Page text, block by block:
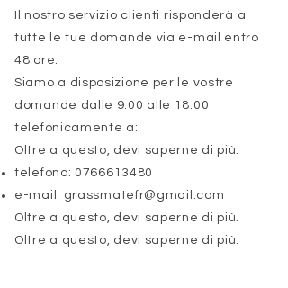
Il nostro servizio clienti risponderà a
tutte le tue domande via e-mail entro
48 ore.
Siamo a disposizione per le vostre
domande dalle 9:00 alle 18:00
telefonicamente a:
Oltre a questo, devi saperne di più.
telefono: 0766613480
e-mail: grassmatefr@gmail.com
Oltre a questo, devi saperne di più.
Oltre a questo, devi saperne di più.